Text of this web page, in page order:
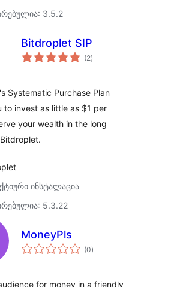
3.5.2
Bitdroplet SIP
(2საერთო
რეიტინგი
)
Systematic Purchase Plan
to invest as little as $1 per
your wealth in the long
ინსტალაცია
5.3.22
MoneyPls
(0საერთო
რეიტინგი
)
for money in a friendly